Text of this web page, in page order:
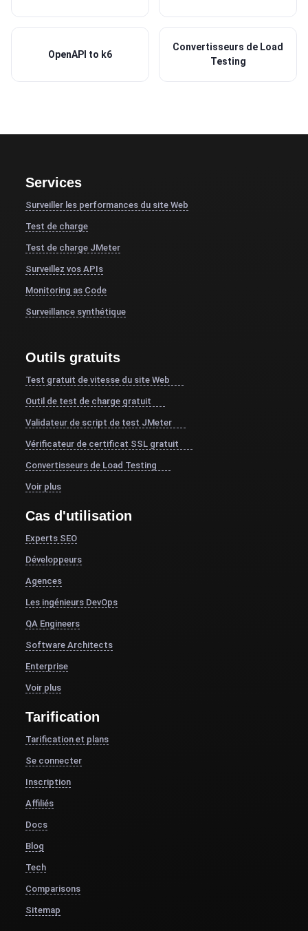
OpenAPI to k6
Convertisseurs de Load
Testing
Services
Surveiller les performances du site Web
Test de charge
Test de charge JMeter
Surveillez vos APIs
Monitoring as Code
Surveillance synthétique
Outils gratuits
Test gratuit de vitesse du site Web
Outil de test de charge gratuit
Validateur de script de test JMeter
Vérificateur de certificat SSL gratuit
Convertisseurs de Load Testing
Voir plus
Cas d'utilisation
Experts SEO
Développeurs
Agences
Les ingénieurs DevOps
QA Engineers
Software Architects
Enterprise
Voir plus
Tarification
Tarification et plans
Se connecter
Inscription
Affiliés
Docs
Blog
Tech
Comparisons
Sitemap